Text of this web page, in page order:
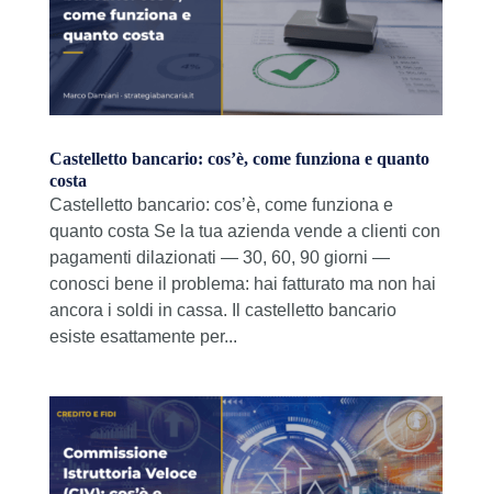
Castelletto bancario: cos’è, come funziona e quanto
costa
Castelletto bancario: cos’è, come funziona e
quanto costa Se la tua azienda vende a clienti con
pagamenti dilazionati — 30, 60, 90 giorni —
conosci bene il problema: hai fatturato ma non hai
ancora i soldi in cassa. Il castelletto bancario
esiste esattamente per...